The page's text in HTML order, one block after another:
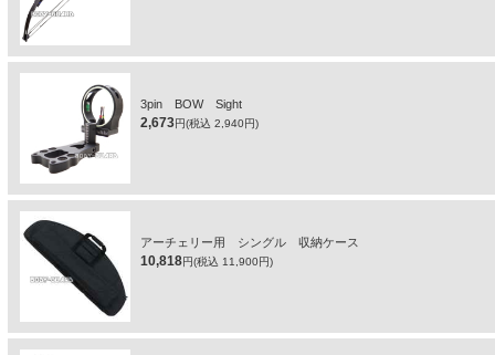
3pin BOW Sight
2,673円(税込 2,940円)
アーチェリー用 シングル 収納ケース
10,818円(税込 11,900円)